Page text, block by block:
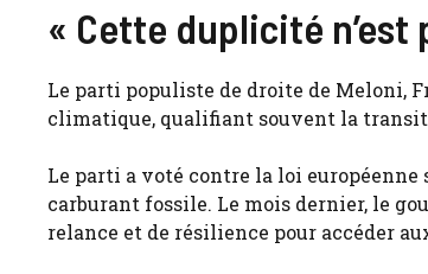
« Cette duplicité n’est
Le parti populiste de droite de Meloni,
climatique, qualifiant souvent la
Le parti a voté contre la loi
carburant fossile. Le mois dernier, le
relance et de résilience pour accéder